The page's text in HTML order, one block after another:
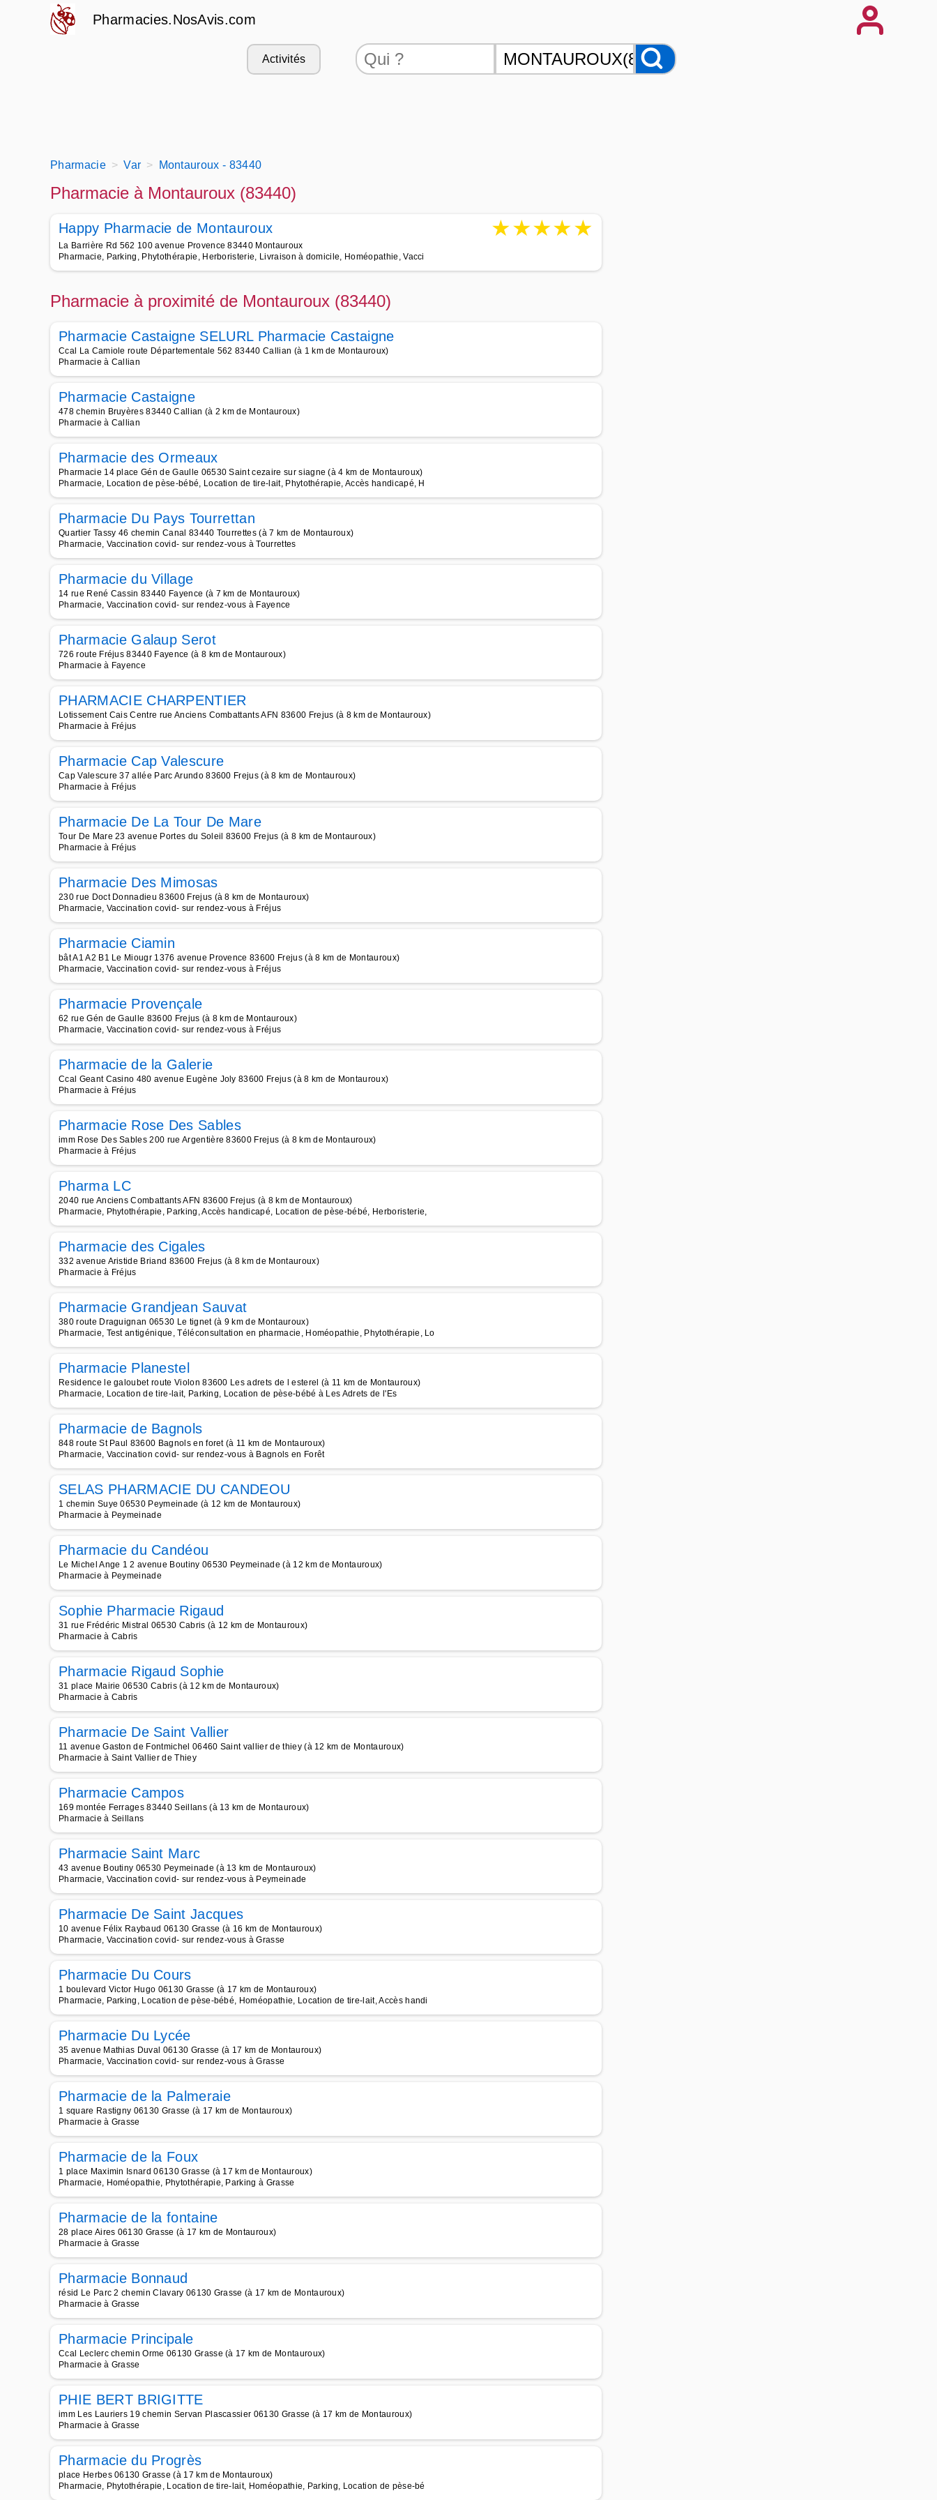
Pharmacies.NosAvis.com
Activités
Pharmacie Var Montauroux - 83440
Pharmacie à Montauroux (83440)
Happy Pharmacie de Montauroux ★★★★★
La Barrière Rd 562 100 avenue Provence 83440 Montauroux
Pharmacie, Parking, Phytothérapie, Herboristerie, Livraison à domicile, Homéopathie, Vacci
Pharmacie à proximité de Montauroux (83440)
Pharmacie Castaigne SELURL Pharmacie Castaigne
Ccal La Camiole route Départementale 562 83440 Callian (à 1 km de Montauroux)
Pharmacie à Callian
Pharmacie Castaigne
478 chemin Bruyères 83440 Callian (à 2 km de Montauroux)
Pharmacie à Callian
Pharmacie des Ormeaux
Pharmacie 14 place Gén de Gaulle 06530 Saint cezaire sur siagne (à 4 km de Montauroux)
Pharmacie, Location de pèse-bébé, Location de tire-lait, Phytothérapie, Accès handicapé, H
Pharmacie Du Pays Tourrettan
Quartier Tassy 46 chemin Canal 83440 Tourrettes (à 7 km de Montauroux)
Pharmacie, Vaccination covid- sur rendez-vous à Tourrettes
Pharmacie du Village
14 rue René Cassin 83440 Fayence (à 7 km de Montauroux)
Pharmacie, Vaccination covid- sur rendez-vous à Fayence
Pharmacie Galaup Serot
726 route Fréjus 83440 Fayence (à 8 km de Montauroux)
Pharmacie à Fayence
PHARMACIE CHARPENTIER
Lotissement Cais Centre rue Anciens Combattants AFN 83600 Frejus (à 8 km de Montauroux)
Pharmacie à Fréjus
Pharmacie Cap Valescure
Cap Valescure 37 allée Parc Arundo 83600 Frejus (à 8 km de Montauroux)
Pharmacie à Fréjus
Pharmacie De La Tour De Mare
Tour De Mare 23 avenue Portes du Soleil 83600 Frejus (à 8 km de Montauroux)
Pharmacie à Fréjus
Pharmacie Des Mimosas
230 rue Doct Donnadieu 83600 Frejus (à 8 km de Montauroux)
Pharmacie, Vaccination covid- sur rendez-vous à Fréjus
Pharmacie Ciamin
bât A1 A2 B1 Le Miougr 1376 avenue Provence 83600 Frejus (à 8 km de Montauroux)
Pharmacie, Vaccination covid- sur rendez-vous à Fréjus
Pharmacie Provençale
62 rue Gén de Gaulle 83600 Frejus (à 8 km de Montauroux)
Pharmacie, Vaccination covid- sur rendez-vous à Fréjus
Pharmacie de la Galerie
Ccal Geant Casino 480 avenue Eugène Joly 83600 Frejus (à 8 km de Montauroux)
Pharmacie à Fréjus
Pharmacie Rose Des Sables
imm Rose Des Sables 200 rue Argentière 83600 Frejus (à 8 km de Montauroux)
Pharmacie à Fréjus
Pharma LC
2040 rue Anciens Combattants AFN 83600 Frejus (à 8 km de Montauroux)
Pharmacie, Phytothérapie, Parking, Accès handicapé, Location de pèse-bébé, Herboristerie,
Pharmacie des Cigales
332 avenue Aristide Briand 83600 Frejus (à 8 km de Montauroux)
Pharmacie à Fréjus
Pharmacie Grandjean Sauvat
380 route Draguignan 06530 Le tignet (à 9 km de Montauroux)
Pharmacie, Test antigénique, Téléconsultation en pharmacie, Homéopathie, Phytothérapie, Lo
Pharmacie Planestel
Residence le galoubet route Violon 83600 Les adrets de l esterel (à 11 km de Montauroux)
Pharmacie, Location de tire-lait, Parking, Location de pèse-bébé à Les Adrets de l'Es
Pharmacie de Bagnols
848 route St Paul 83600 Bagnols en foret (à 11 km de Montauroux)
Pharmacie, Vaccination covid- sur rendez-vous à Bagnols en Forêt
SELAS PHARMACIE DU CANDEOU
1 chemin Suye 06530 Peymeinade (à 12 km de Montauroux)
Pharmacie à Peymeinade
Pharmacie du Candéou
Le Michel Ange 1 2 avenue Boutiny 06530 Peymeinade (à 12 km de Montauroux)
Pharmacie à Peymeinade
Sophie Pharmacie Rigaud
31 rue Frédéric Mistral 06530 Cabris (à 12 km de Montauroux)
Pharmacie à Cabris
Pharmacie Rigaud Sophie
31 place Mairie 06530 Cabris (à 12 km de Montauroux)
Pharmacie à Cabris
Pharmacie De Saint Vallier
11 avenue Gaston de Fontmichel 06460 Saint vallier de thiey (à 12 km de Montauroux)
Pharmacie à Saint Vallier de Thiey
Pharmacie Campos
169 montée Ferrages 83440 Seillans (à 13 km de Montauroux)
Pharmacie à Seillans
Pharmacie Saint Marc
43 avenue Boutiny 06530 Peymeinade (à 13 km de Montauroux)
Pharmacie, Vaccination covid- sur rendez-vous à Peymeinade
Pharmacie De Saint Jacques
10 avenue Félix Raybaud 06130 Grasse (à 16 km de Montauroux)
Pharmacie, Vaccination covid- sur rendez-vous à Grasse
Pharmacie Du Cours
1 boulevard Victor Hugo 06130 Grasse (à 17 km de Montauroux)
Pharmacie, Parking, Location de pèse-bébé, Homéopathie, Location de tire-lait, Accès handi
Pharmacie Du Lycée
35 avenue Mathias Duval 06130 Grasse (à 17 km de Montauroux)
Pharmacie, Vaccination covid- sur rendez-vous à Grasse
Pharmacie de la Palmeraie
1 square Rastigny 06130 Grasse (à 17 km de Montauroux)
Pharmacie à Grasse
Pharmacie de la Foux
1 place Maximin Isnard 06130 Grasse (à 17 km de Montauroux)
Pharmacie, Homéopathie, Phytothérapie, Parking à Grasse
Pharmacie de la fontaine
28 place Aires 06130 Grasse (à 17 km de Montauroux)
Pharmacie à Grasse
Pharmacie Bonnaud
résid Le Parc 2 chemin Clavary 06130 Grasse (à 17 km de Montauroux)
Pharmacie à Grasse
Pharmacie Principale
Ccal Leclerc chemin Orme 06130 Grasse (à 17 km de Montauroux)
Pharmacie à Grasse
PHIE BERT BRIGITTE
imm Les Lauriers 19 chemin Servan Plascassier 06130 Grasse (à 17 km de Montauroux)
Pharmacie à Grasse
Pharmacie du Progrès
place Herbes 06130 Grasse (à 17 km de Montauroux)
Pharmacie, Phytothérapie, Location de tire-lait, Homéopathie, Parking, Location de pèse-bé